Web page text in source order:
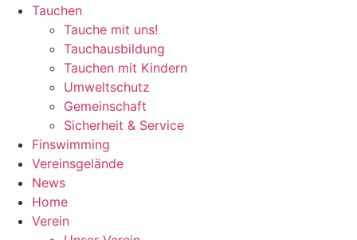
Tauchen
Tauche mit uns!
Tauchausbildung
Tauchen mit Kindern
Umweltschutz
Gemeinschaft
Sicherheit & Service
Finswimming
Vereinsgelände
News
Home
Verein